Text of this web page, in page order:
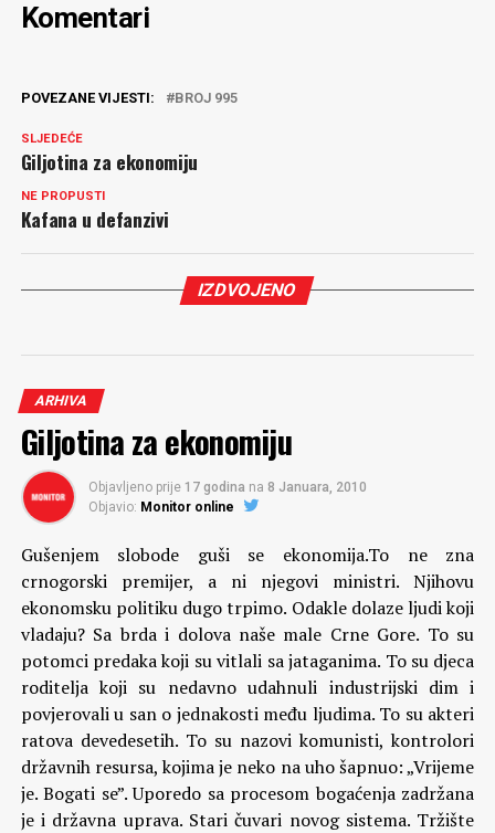
Komentari
POVEZANE VIJESTI: BROJ 995
SLJEDEĆE
Giljotina za ekonomiju
NE PROPUSTI
Kafana u defanzivi
IZDVOJENO
ARHIVA
Giljotina za ekonomiju
Objavljeno prije 17 godina na 8 Januara, 2010
Objavio: Monitor online
Gušenjem slobode guši se ekonomija.To ne zna
crnogorski premijer, a ni njegovi ministri. Njihovu
ekonomsku politiku dugo trpimo. Odakle dolaze ljudi koji
vladaju? Sa brda i dolova naše male Crne Gore. To su
potomci predaka koji su vitlali sa jataganima. To su djeca
roditelja koji su nedavno udahnuli industrijski dim i
povjerovali u san o jednakosti među ljudima. To su akteri
ratova devedesetih. To su nazovi komunisti, kontrolori
državnih resursa, kojima je neko na uho šapnuo: „Vrijeme
je. Bogati se”. Uporedo sa procesom bogaćenja zadržana
je i državna uprava. Stari čuvari novog sistema. Tržište